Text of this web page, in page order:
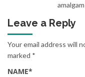
Leave a Reply
Your email address will
marked *
NAME*